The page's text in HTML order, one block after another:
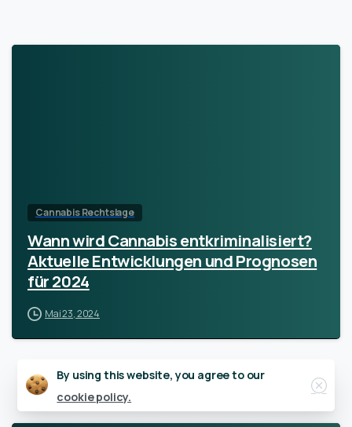
Cannabis Rechtslage
Wann wird Cannabis entkriminalisiert?
Aktuelle Entwicklungen und Prognosen
für 2024
Mai 23, 2024
By using this website, you agree to our
cookie policy.
Close